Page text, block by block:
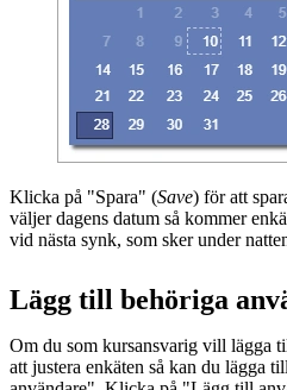
Klicka på "Spara" (Save) för att
väljer dagens datum så kommer
vid nästa synk, som sker under
Lägg till behöriga
Om du som kursansvarig vill lägga
att justera enkäten så kan du lägga